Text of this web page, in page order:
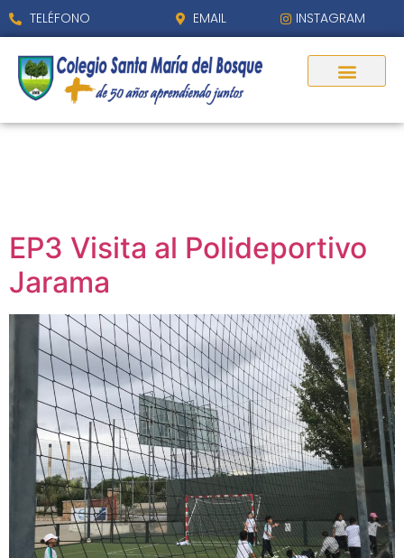
contenido
TELÉFONO EMAIL INSTAGRAM
EP3 Visita al Polideportivo
Jarama